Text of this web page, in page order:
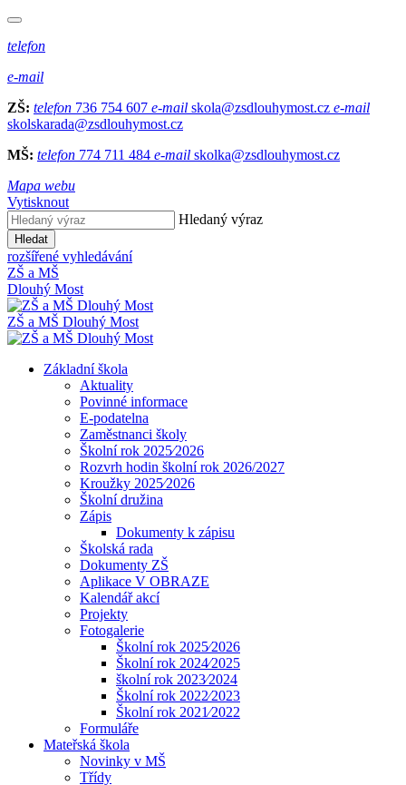
telefon
e-mail
ZŠ: telefon 736 754 607 e-mail skola@zsdlouhymost.cz e-mail
skolskarada@zsdlouhymost.cz
MŠ: telefon 774 711 484 e-mail skolka@zsdlouhymost.cz
Mapa webu
Vytisknout
Hledaný výraz
Hledat
rozšířené vyhledávání
ZŠ a MŠ
Dlouhý Most
ZŠ a MŠ Dlouhý Most
Základní škola
Aktuality
Povinné informace
E-podatelna
Zaměstnanci školy
Školní rok 2025⁄2026
Rozvrh hodin školní rok 2026/2027
Kroužky 2025⁄2026
Školní družina
Zápis
Dokumenty k zápisu
Školská rada
Dokumenty ZŠ
Aplikace V OBRAZE
Kalendář akcí
Projekty
Fotogalerie
Školní rok 2025⁄2026
Školní rok 2024⁄2025
školní rok 2023⁄2024
Školní rok 2022⁄2023
Školní rok 2021⁄2022
Formuláře
Mateřská škola
Novinky v MŠ
Třídy